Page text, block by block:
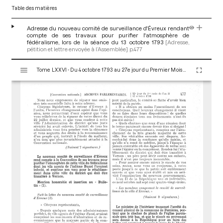
Table des matières
Adresse du nouveau comité de surveillance d'Évreux rendant
compte de ses travaux pour purifier l'atmosphère de
fédéralisme, lors de la séance du 13 octobre 1793 [Adresse,
pétition et lettre envoyée à l’Assemblée] p.477
s